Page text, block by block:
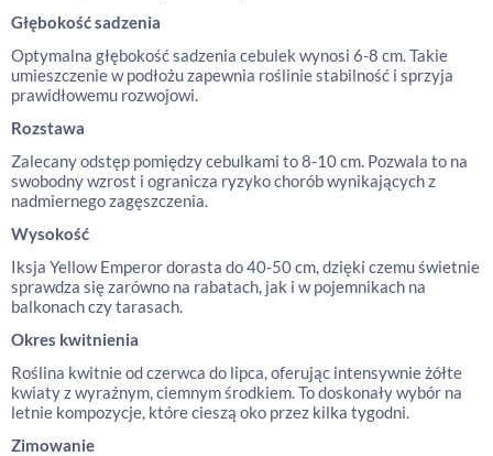
Głębokość sadzenia
Optymalna głębokość sadzenia cebulek wynosi 6-8 cm. Takie
umieszczenie w podłożu zapewnia roślinie stabilność i sprzyja
prawidłowemu rozwojowi.
Rozstawa
Zalecany odstęp pomiędzy cebulkami to 8-10 cm. Pozwala to na
swobodny wzrost i ogranicza ryzyko chorób wynikających z
nadmiernego zagęszczenia.
Wysokość
Iksja Yellow Emperor dorasta do 40-50 cm, dzięki czemu świetnie
sprawdza się zarówno na rabatach, jak i w pojemnikach na
balkonach czy tarasach.
Okres kwitnienia
Roślina kwitnie od czerwca do lipca, oferując intensywnie żółte
kwiaty z wyraźnym, ciemnym środkiem. To doskonały wybór na
letnie kompozycje, które cieszą oko przez kilka tygodni.
Zimowanie